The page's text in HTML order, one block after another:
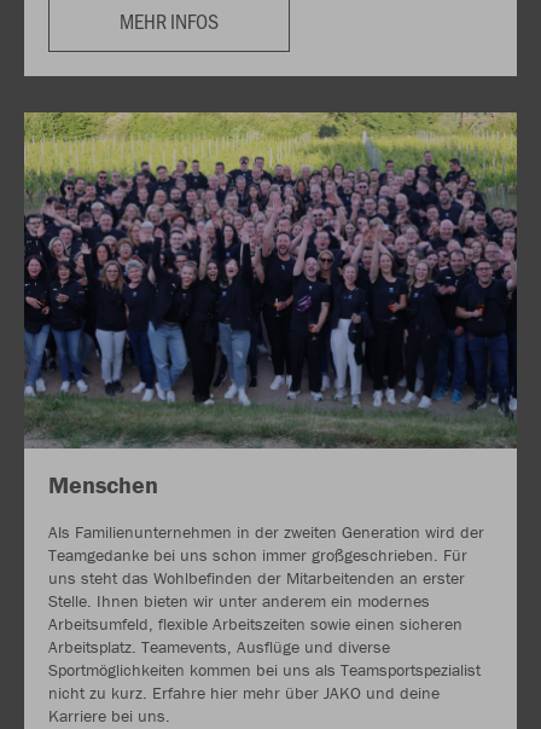
MEHR INFOS
Menschen
Als Familienunternehmen in der zweiten Generation wird der
Teamgedanke bei uns schon immer großgeschrieben. Für
uns steht das Wohlbefinden der Mitarbeitenden an erster
Stelle. Ihnen bieten wir unter anderem ein modernes
Arbeitsumfeld, flexible Arbeitszeiten sowie einen sicheren
Arbeitsplatz. Teamevents, Ausflüge und diverse
Sportmöglichkeiten kommen bei uns als Teamsportspezialist
nicht zu kurz. Erfahre hier mehr über JAKO und deine
Karriere bei uns.